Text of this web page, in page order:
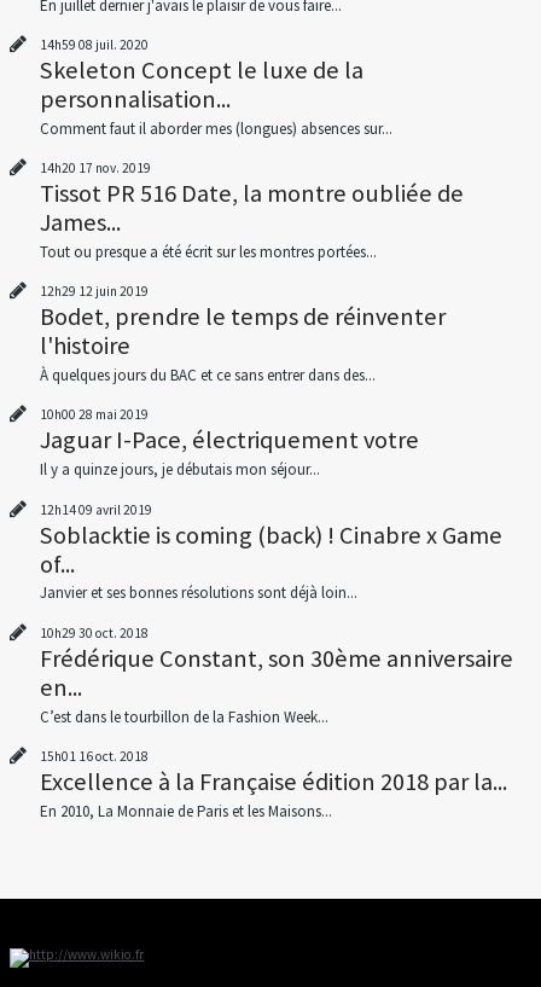
En juillet dernier j'avais le plaisir de vous faire...
14h59 08 juil. 2020
Skeleton Concept le luxe de la
personnalisation...
Comment faut il aborder mes (longues) absences sur...
14h20 17 nov. 2019
Tissot PR 516 Date, la montre oubliée de
James...
Tout ou presque a été écrit sur les montres portées...
12h29 12 juin 2019
Bodet, prendre le temps de réinventer
l'histoire
À quelques jours du BAC et ce sans entrer dans des...
10h00 28 mai 2019
Jaguar I-Pace, électriquement votre
Il y a quinze jours, je débutais mon séjour...
12h1409 avril 2019
Soblacktie is coming (back) ! Cinabre x Game
of...
Janvier et ses bonnes résolutions sont déjà loin...
10h29 30 oct. 2018
Frédérique Constant, son 30ème anniversaire
en...
C’est dans le tourbillon de la Fashion Week...
15h01 16oct. 2018
Excellence à la Française édition 2018 par la...
En 2010, La Monnaie de Paris et les Maisons...